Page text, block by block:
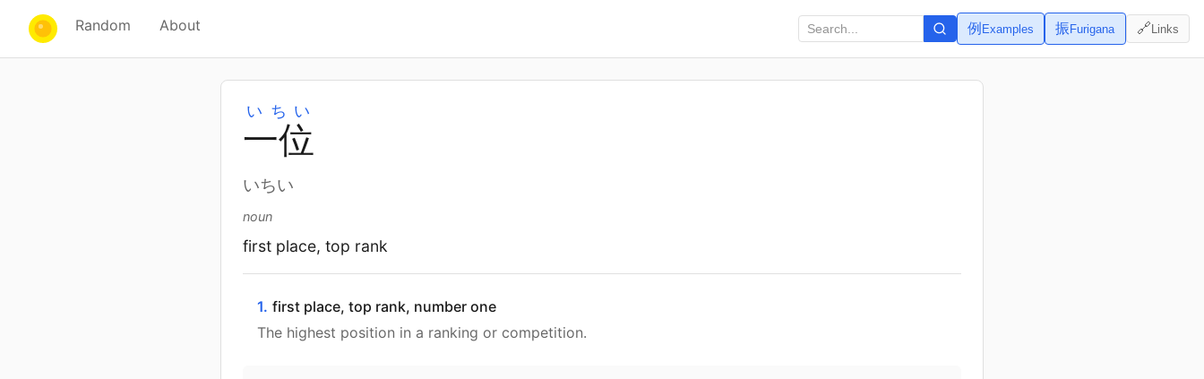
Random About 例 Examples 振Furigana 🔗Links
一位
いちい
いちい
noun
first place, top rank
1. first place, top rank, number one
The highest position in a ranking or competition.